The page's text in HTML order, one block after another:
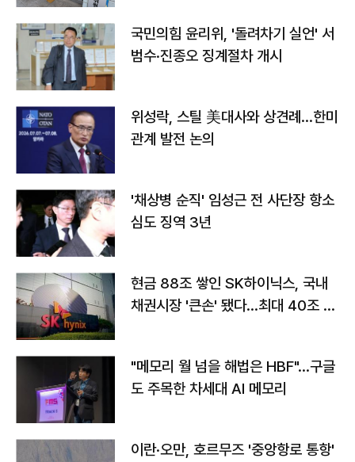
국민의힘 윤리위, '돌려차기 실언' 서
범수·진종오 징계절차 개시
위성락, 스틸 美대사와 상견례…한미
관계 발전 논의
'채상병 순직' 임성근 전 사단장 항소
심도 징역 3년
현금 88조 쌓인 SK하이닉스, 국내
채권시장 '큰손' 됐다…최대 40조 투
"메모리 월 넘을 해법은 HBF"…구글
도 주목한 차세대 AI 메모리
이란·오만, 호르무즈 '중앙항로 통항'